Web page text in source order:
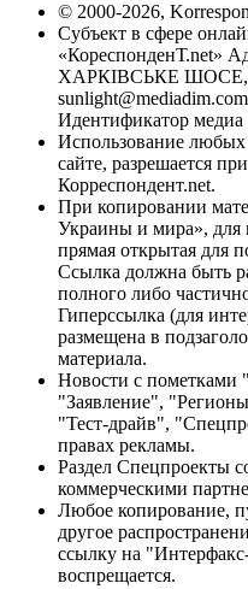
© 2000-2026,
Субъект в сфере
«КореспонденТ.net»
ХАРКІВСЬКЕ ШОСЕ,
Идентификатор медиа
Использование
сайте, разрешается
Корреспондент.net.
При копировании
Украины и мира», для
прямая открытая для
Ссылка должна быть
полного либо
Гиперссылка (для
размещена в
материала.
Новости с
"Заявление",
"Тест-драйв",
правах рекламы.
Раздел Спецпроекты
коммерческими
Любое копирование,
другое
ссылку на
воспрещается.